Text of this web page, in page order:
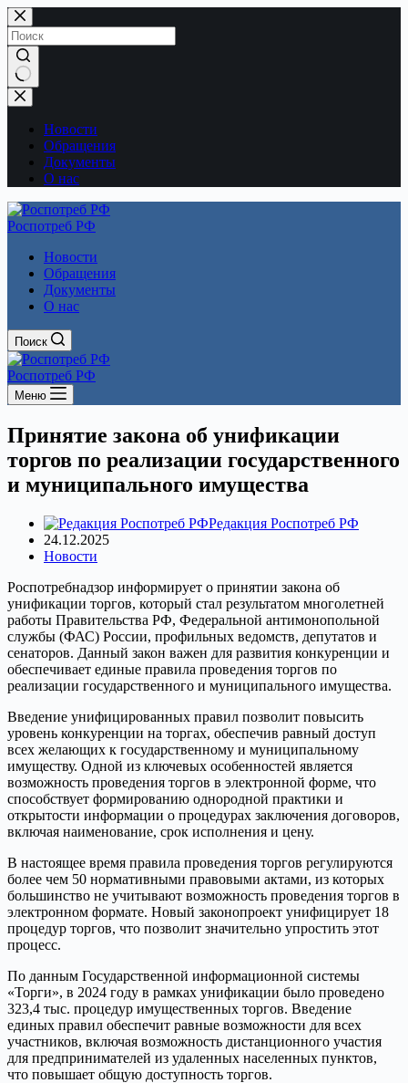
Перейти
к
сути
Ничего
не
найденоНовости
Обращения
Документы
О нас
Роспотреб РФ
Новости
Обращения
Документы
О нас
Поиск
Роспотреб РФ
Меню
Принятие закона об унификации
торгов по реализации государственного
и муниципального имущества
Редакция Роспотреб РФ
24.12.2025
Новости
Роспотребнадзор информирует о принятии закона об
унификации торгов, который стал результатом многолетней
работы Правительства РФ, Федеральной антимонопольной
службы (ФАС) России, профильных ведомств, депутатов и
сенаторов. Данный закон важен для развития конкуренции и
обеспечивает единые правила проведения торгов по
реализации государственного и муниципального имущества.
Введение унифицированных правил позволит повысить
уровень конкуренции на торгах, обеспечив равный доступ
всех желающих к государственному и муниципальному
имуществу. Одной из ключевых особенностей является
возможность проведения торгов в электронной форме, что
способствует формированию однородной практики и
открытости информации о процедурах заключения договоров,
включая наименование, срок исполнения и цену.
В настоящее время правила проведения торгов регулируются
более чем 50 нормативными правовыми актами, из которых
большинство не учитывают возможность проведения торгов в
электронном формате. Новый законопроект унифицирует 18
процедур торгов, что позволит значительно упростить этот
процесс.
По данным Государственной информационной системы
«Торги», в 2024 году в рамках унификации было проведено
323,4 тыс. процедур имущественных торгов. Введение
единых правил обеспечит равные возможности для всех
участников, включая возможность дистанционного участия
для предпринимателей из удаленных населенных пунктов,
что повышает общую доступность торгов.